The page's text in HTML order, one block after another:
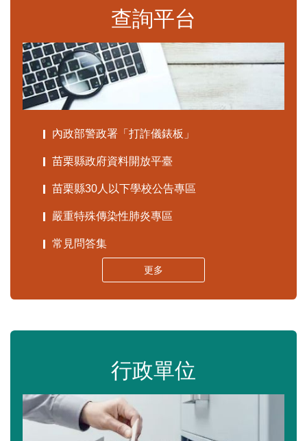
查詢平台
內政部警政署「打詐儀錶板」
苗栗縣政府資料開放平臺
苗栗縣30人以下學校公告專區
嚴重特殊傳染性肺炎專區
常見問答集
更多
行政單位